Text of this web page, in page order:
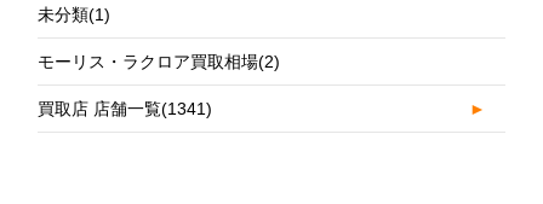
未分類(1)
モーリス・ラクロア買取相場(2)
買取店 店舗一覧(1341) ►